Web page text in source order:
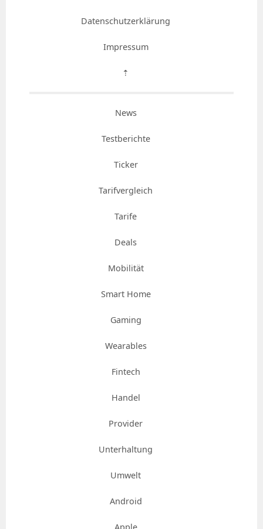
Datenschutzerklärung
Impressum
⇡
News
Testberichte
Ticker
Tarifvergleich
Tarife
Deals
Mobilität
Smart Home
Gaming
Wearables
Fintech
Handel
Provider
Unterhaltung
Umwelt
Android